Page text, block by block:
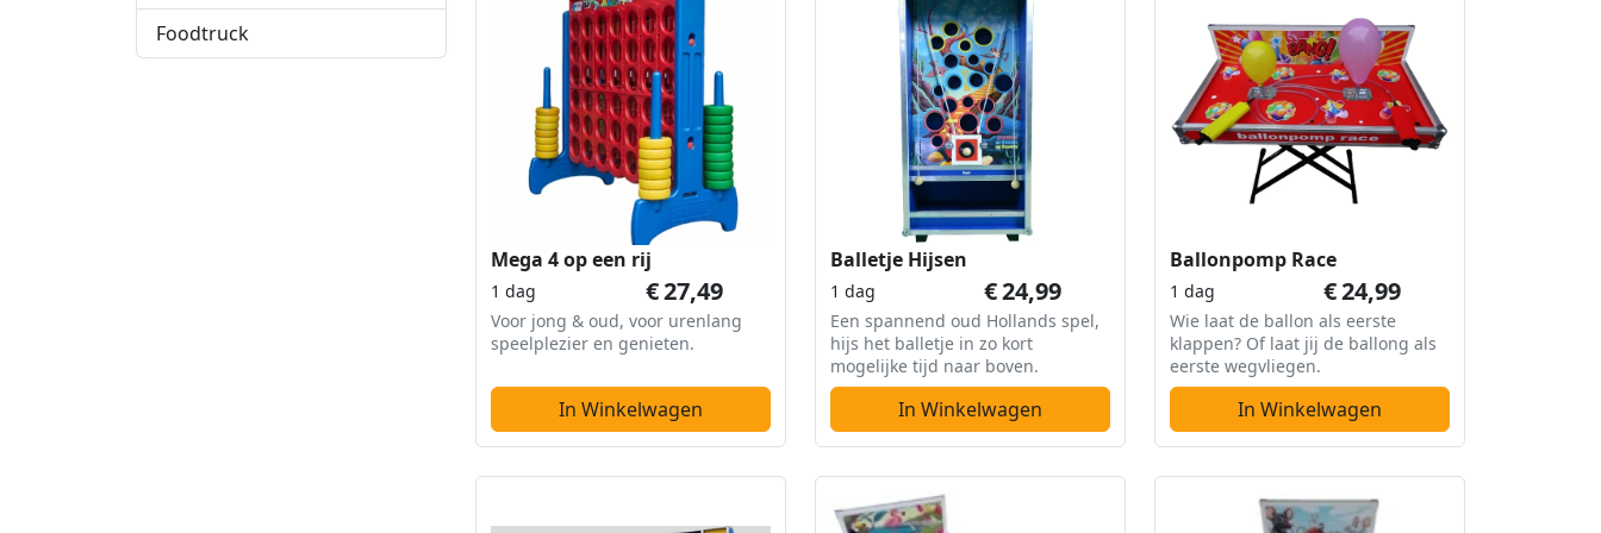
Foodtruck
Mega 4 op een rij
1 dag €27,49
Voor jong & oud, voor urenlang
speelplezier en genieten.
In Winkelwagen
Balletje Hijsen
1 dag €24,99
Een spannend oud Hollands spel,
hijs het balletje in zo kort
mogelijke tijd naar boven.
In Winkelwagen
Ballonpomp Race
1 dag €24,99
Wie laat de ballon als eerste
klappen? Of laat jij de ballong als
eerste wegvliegen.
In Winkelwagen